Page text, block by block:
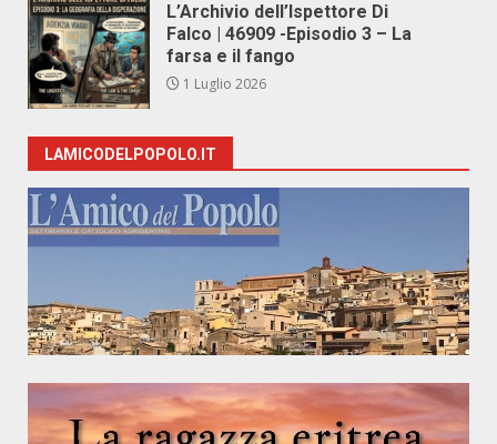
L’Archivio dell’Ispettore Di
Falco | 46909 -Episodio 3 – La
farsa e il fango
1 Luglio 2026
LAMICODELPOPOLO.IT